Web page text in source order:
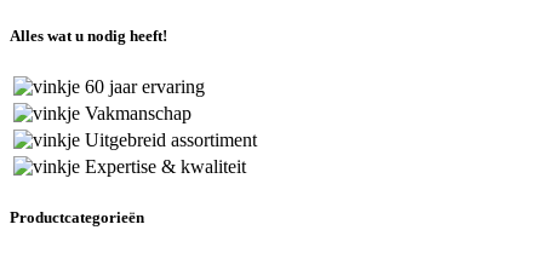
Alles wat u nodig heeft!
60 jaar ervaring
Vakmanschap
Uitgebreid assortiment
Expertise & kwaliteit
Productcategorieën